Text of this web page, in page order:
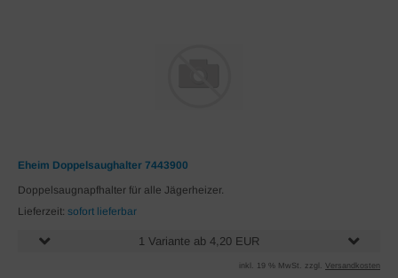
Eheim Doppelsaughalter 7443900
Doppelsaugnapfhalter für alle Jägerheizer.
Lieferzeit: sofort lieferbar
1 Variante ab 4,20 EUR
inkl. 19 % MwSt. zzgl. Versandkosten